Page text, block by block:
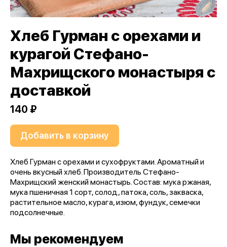
Хлеб Гурман с орехами и
курагой Стефано-
Махрищского монастыря с
доставкой
140 ₽
Добавить в корзину
Хлеб Гурман с орехами и сухофруктами. Ароматный и
очень вкусный хлеб. Производитель Стефано-
Махрищский женский монастырь. Состав: мука ржаная,
мука пшеничная 1 сорт, солод, патока, соль, закваска,
растительное масло, курага, изюм, фундук, семечки
подсолнечные.
Мы рекомендуем